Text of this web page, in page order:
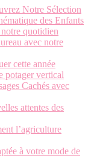
Notre Sélection
des Enfants
quotidien
avec notre
cette année
potager vertical
Cachés avec
attentes des
l’agriculture
à votre mode de